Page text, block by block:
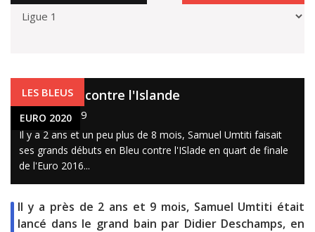
EURO 2020
LES BLEUS
EURO 2020
Umtiti, né contre l'Islande
25 mars 2019
Il y a 2 ans et un peu plus de 8 mois, Samuel Umtiti faisait
ses grands débuts en Bleu contre l'ISlade en quart de finale
de l'Euro 2016...
Il y a près de 2 ans et 9 mois, Samuel Umtiti était
lancé dans le grand bain par Didier Deschamps, en